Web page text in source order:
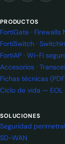
PRODUCTOS
FortiGate · Firewalls
FortiSwitch ·
FortiAP · Wi-Fi
Accesorios ·
Fichas técnicas
Ciclo de vida — EOL
SOLUCIONES
Seguridad perimetral
SD-WAN